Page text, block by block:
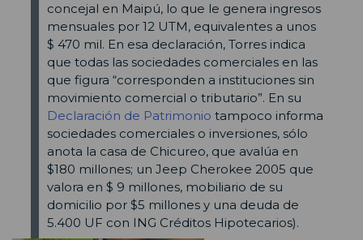
concejal en Maipú, lo que le genera ingresos
mensuales por 12 UTM, equivalentes a unos
$ 470 mil. En esa declaración, Torres indica
que todas las sociedades comerciales en las
que figura “corresponden a instituciones sin
movimiento comercial o tributario”. En su
Declaración de Patrimonio tampoco informa
sociedades comerciales o inversiones, sólo
anota la casa de Chicureo, que avalúa en
$180 millones; un Jeep Cherokee 2005 que
valora en $ 9 millones, mobiliario de su
domicilio por $5 millones y una deuda de
5.400 UF con ING Créditos Hipotecarios).